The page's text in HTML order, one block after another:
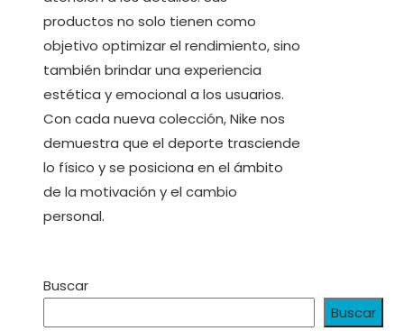
productos no solo tienen como
objetivo optimizar el rendimiento, sino
también brindar una experiencia
estética y emocional a los usuarios.
Con cada nueva colección, Nike nos
demuestra que el deporte trasciende
lo físico y se posiciona en el ámbito
de la motivación y el cambio
personal.
Buscar
Buscar